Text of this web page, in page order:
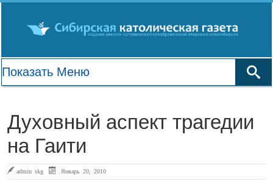
Духовный аспект трагедии
на Гаити
admin skg Январь 20, 2010